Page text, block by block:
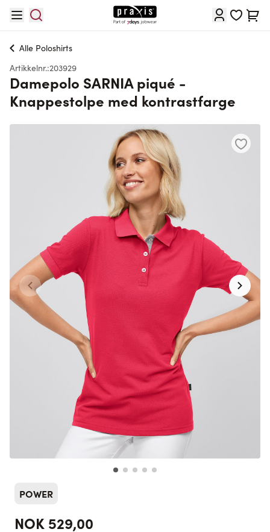
Cart
Alle Poloshirts
Artikkelnr.:203929
Damepolo SARNIA piqué -
Knappestolpe med kontrastfarge
POWER
NOK 529,00